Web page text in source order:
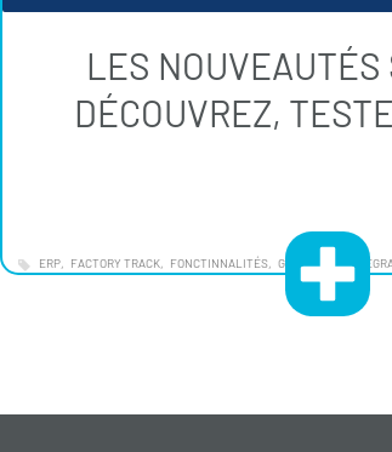
LES
DÉCOUVREZ,
ERP FACTORY TRACK FONCTINNALITÉS G4 INFOR
TEST